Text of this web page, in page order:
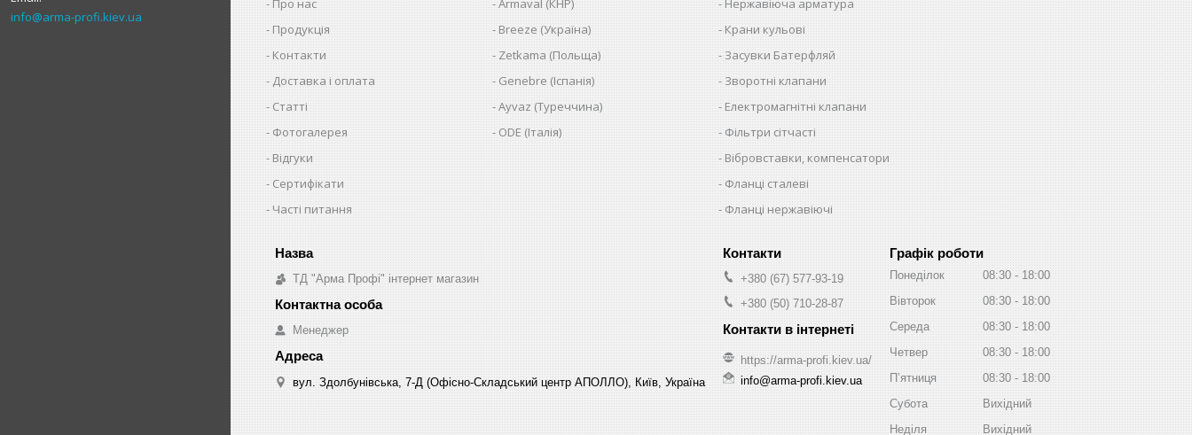
info@arma-profi.kiev.ua
Про нас
Продукція
Контакти
Доставка і оплата
Статті
Фотогалерея
Відгуки
Сертифікати
Часті питання
Armaval (КНР)
Breeze (Україна)
Zetkama (Польща)
Genebre (Іспанія)
Ayvaz (Туреччина)
ODE (Італія)
Нержавіюча арматура
Крани кульові
Засувки Батерфляй
Зворотні клапани
Електромагнітні клапани
Фільтри сітчасті
Вібровставки, компенсатори
Фланці сталеві
Фланці нержавіючі
ТД "Арма Профі" інтернет магазин
Менеджер
вул. Здолбунівська, 7-Д (Офісно-Складський центр АПОЛЛО), Київ, Україна
+380 (67) 577-93-19
+380 (50) 710-28-87
https://arma-profi.kiev.ua/
info@arma-profi.kiev.ua
Графік роботи
Понеділок 08:30
18:00
Вівторок
08:30
18:00
Середа
08:30
18:00
Четвер
08:30
18:00
Пʼятниця
08:30
18:00
Субота
Вихідний
Неділя
Вихідний